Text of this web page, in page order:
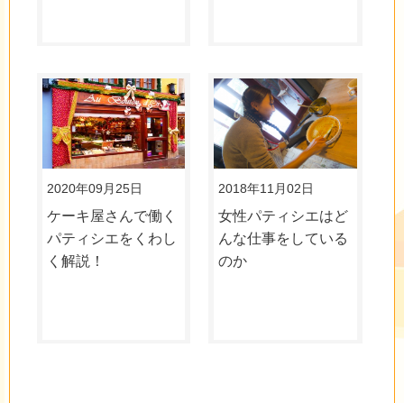
2020年09月25日
ケーキ屋さんで働く
パティシエをくわし
く解説！
2018年11月02日
女性パティシエはど
んな仕事をしている
のか